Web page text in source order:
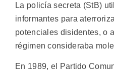
La policía secreta (StB)
informantes para
potenciales disidentes, o
régimen consideraba
En 1989, el Partido